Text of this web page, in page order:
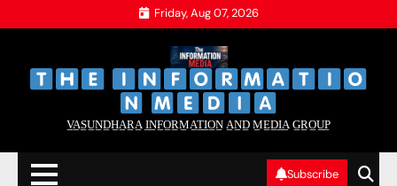
to
Friday, Aug 07, 2026
V̲A̲S̲U̲N̲D̲H̲A̲R̲A̲ I̲N̲F̲O̲R̲M̲A̲T̲I̲O̲N̲ A̲N̲D̲ M̲E̲D̲I̲A̲ G̲R̲O̲U̲P̲
Subscribe